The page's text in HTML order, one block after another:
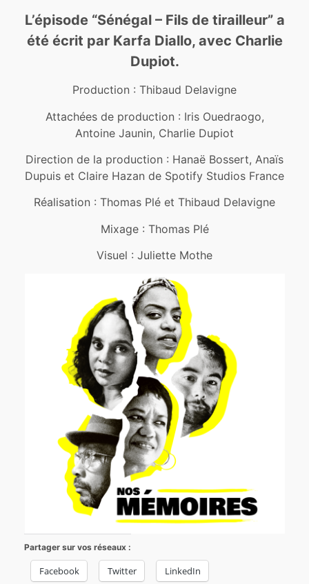
L’épisode “Sénégal – Fils de tirailleur” a
été écrit par Karfa Diallo, avec Charlie
Dupiot.
Production : Thibaud Delavigne
Attachées de production : Iris Ouedraogo,
Antoine Jaunin, Charlie Dupiot
Direction de la production : Hanaë Bossert, Anaïs
Dupuis et Claire Hazan de Spotify Studios France
Réalisation : Thomas Plé et Thibaud Delavigne
Mixage : Thomas Plé
Visuel : Juliette Mothe
Partager sur vos réseaux :
Facebook Twitter LinkedIn